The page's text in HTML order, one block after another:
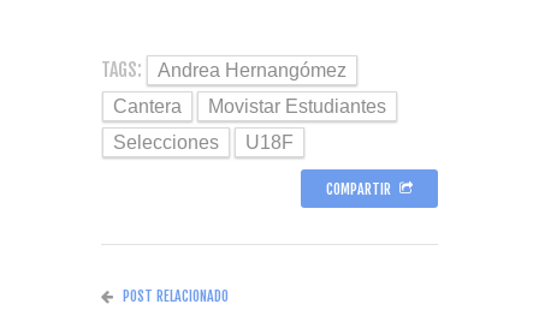
TAGS:
Andrea Hernangómez
Cantera
Movistar Estudiantes
Selecciones
U18F
COMPARTIR
POST RELACIONADO